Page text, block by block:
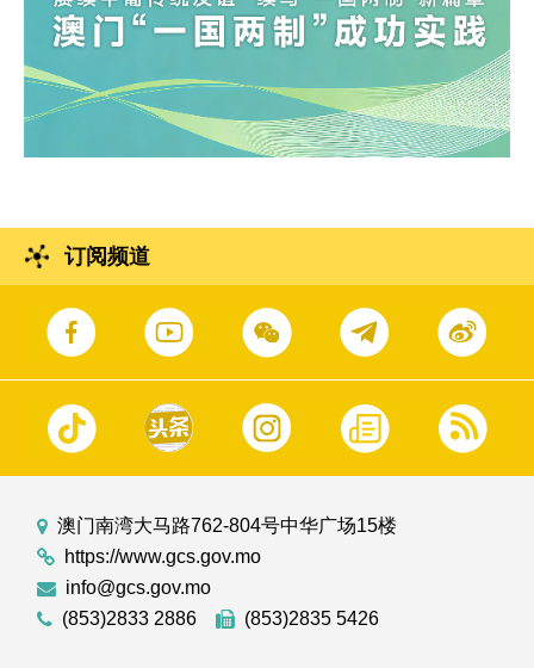
订阅频道
澳门南湾大马路762-804号中华广场15楼
https://www.gcs.gov.mo
info@gcs.gov.mo
(853)2833 2886
(853)2835 5426